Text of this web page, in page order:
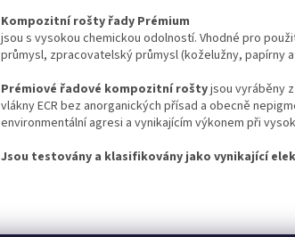
Kompozitní rošty řady Prémium
jsou s vysokou chemickou odolností. Vhodné pro
průmysl, zpracovatelský průmysl (koželužny, papírny
Prémiové řadové kompozitní roštyjsou vyráběny
vlákny ECR bez anorganických přísad a obecně
environmentální agresi a vynikajícím výkonem při
Jsou testovány a klasifikovány jako vynikající